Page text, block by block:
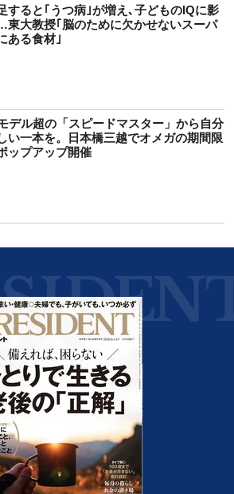
すると｢うつ病｣が増え､子どものIQに影
東大教授｢脳のために欠かせないスーパ
ある食材｣
デル超の「スピードマスター」から自分
い一本を。日本橋三越でオメガの期間限
ップアップ開催